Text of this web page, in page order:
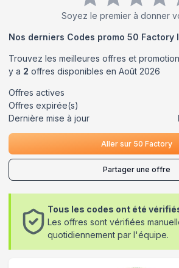
Soyez le premier à donner
Nos derniers Codes promo 50 Factory
Trouvez les meilleures offres et
y a 2 offres disponibles en Août 2026
Offres actives
Offres expirée(s)
Dernière mise à jour
Aller sur 50 Factory
Partager une offre
Tous les codes ont été
Les offres sont vérifiées
quotidiennement par l'équipe.